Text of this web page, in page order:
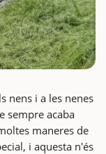
nens i a les nenes
sempre acaba
maneres de
i aquesta n'és